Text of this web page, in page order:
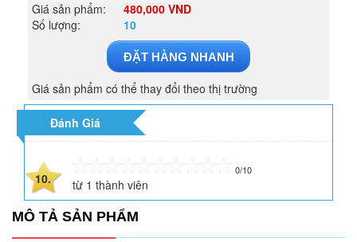
Giá sản phẩm:
480,000 VND
Số lượng:
10
ĐẶT HÀNG NHANH
Giá sản phẩm có thể thay đổi theo thị trường
Đánh Giá
10.
0/10
từ 1 thành viên
MÔ TẢ SẢN PHẨM